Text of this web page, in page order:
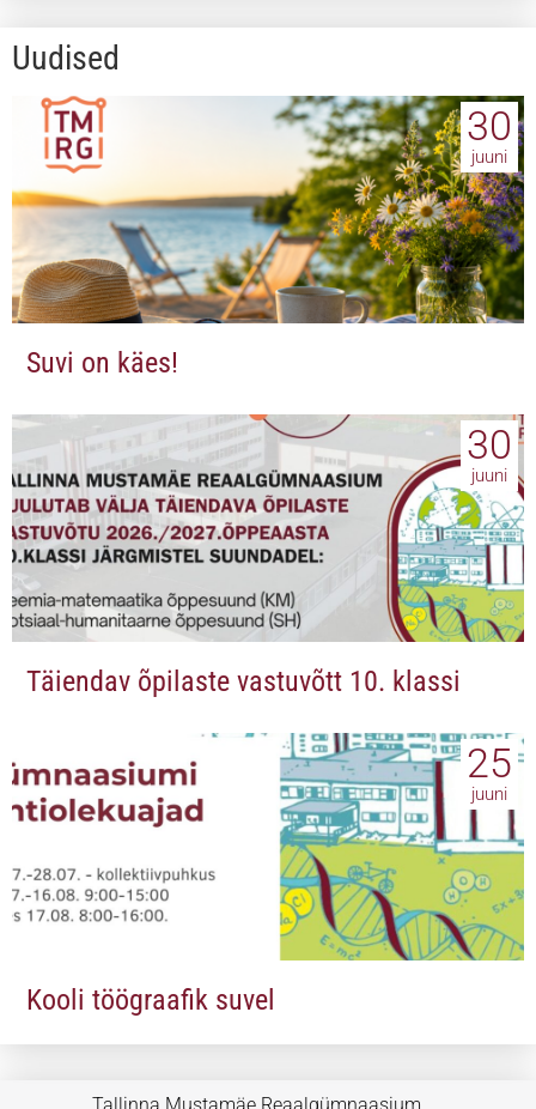
Uudised
30
juuni
Suvi on käes!
30
juuni
Täiendav õpilaste vastuvõtt 10. klassi
25
juuni
Kooli töögraafik suvel